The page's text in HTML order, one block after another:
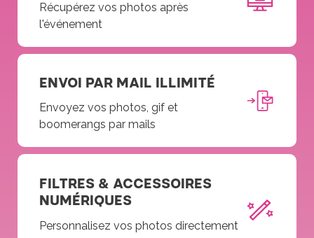
Récupérez vos photos après
l'événement
ENVOI PAR MAIL ILLIMITÉ
Envoyez vos photos, gif et
boomerangs par mails
FILTRES & ACCESSOIRES
NUMÉRIQUES
Personnalisez vos photos directement